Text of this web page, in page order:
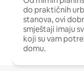
do praktičnih
stanova, ovi
smještaji imaju
koji su vam
domu.